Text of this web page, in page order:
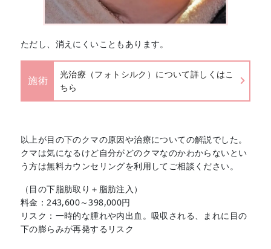
ただし、消えにくいこともあります。
施術
光治療（フォトシルク）について詳しくはこ
ちら
以上が目の下のクマの原因や治療についての解説でした。
クマは気になるけど自分がどのクマなのかわからないとい
う方は無料カウンセリングを利用してご相談ください。
（目の下脂肪取り＋脂肪注入）
料金：243,600～398,000円
リスク：一時的な腫れや内出血。吸収される、まれに目の
下の膨らみが再発するリスク